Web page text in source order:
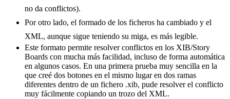
no da conflictos).
Por otro lado, el formado de los ficheros ha cambiado y el
XML, aunque sigue teniendo su miga, es más legible.
Este formato permite resolver conflictos en los XIB/Story
Boards con mucha más facilidad, incluso de forma automática
en algunos casos. En una primera prueba muy sencilla en la
que creé dos botones en el mismo lugar en dos ramas
diferentes dentro de un fichero .xib, pude resolver el conflicto
muy fácilmente copiando un trozo del XML.